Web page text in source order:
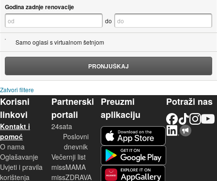
Godina zadnje renovacije
do
Samo oglasi s virtualnom šetnjom
PRONJUŠKAJ
Zatvori filtere
Korisni
linkovi
Kontakt i
pomoć
O nama
Oglašavanje
Uvjeti i pravila
korištenja
Partnerski
portali
24sata
Poslovni
dnevnik
Večernji list
missMAMA
missZDRAVA
Preuzmi
aplikaciju
Potraži nas